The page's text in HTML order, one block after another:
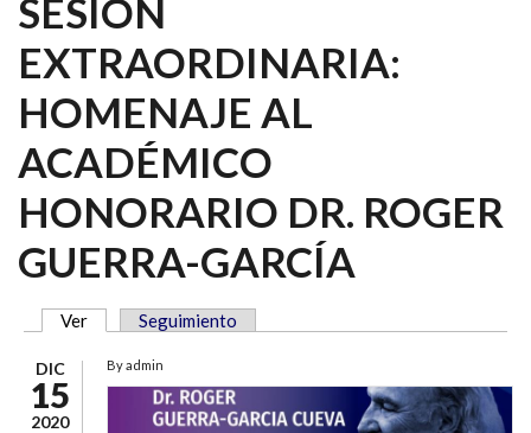
SESIÓN
EXTRAORDINARIA:
HOMENAJE AL
ACADÉMICO
HONORARIO DR. ROGER
GUERRA-GARCÍA
SOLAPAS PRINCIPALES
Ver (solapa activa)
Seguimiento
DIC
15
2020
By admin